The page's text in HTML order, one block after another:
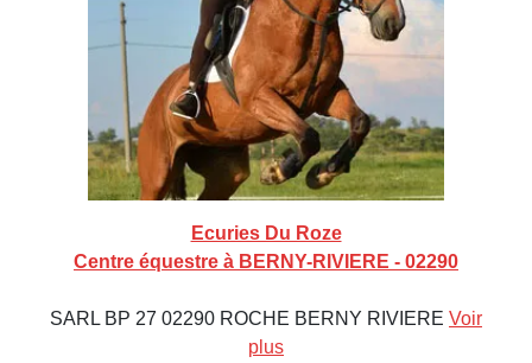
Ecuries Du Roze
Centre équestre à BERNY-RIVIERE - 02290
SARL BP 27 02290 ROCHE BERNY RIVIERE Voir
plus